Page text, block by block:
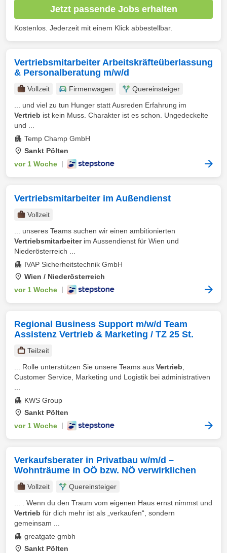
Jetzt passende Jobs erhalten
Kostenlos. Jederzeit mit einem Klick abbestellbar.
Vertriebsmitarbeiter Arbeitskräfteüberlassung
& Personalberatung m/w/d
Vollzeit Firmenwagen
Quereinsteiger
... und viel zu tun Hunger statt Ausreden Erfahrung im
Vertrieb ist kein Muss. Charakter ist es schon. Ungedeckelte
und ...
Temp Champ GmbH
Sankt Pölten
vor 1 Woche
Vertriebsmitarbeiter im Außendienst
Vollzeit
... unseres Teams suchen wir einen ambitionierten
Vertriebsmitarbeiterim Aussendienst für Wien und
Niederösterreich ...
IVAP Sicherheitstechnik GmbH
Wien / Niederösterreich
vor 1 Woche
Regional Business Support m/w/d Team
Assistenz Vertrieb & Marketing / TZ 25 St.
Teilzeit
... Rolle unterstützen Sie unsere Teams aus Vertrieb
Customer Service, Marketing und Logistik bei administrativen
KWS Group
Sankt Pölten
vor 1 Woche
Verkaufsberater in Privatbau w/m/d –
Wohnträume in OÖ bzw. NÖ verwirklichen
Vollzeit
Quereinsteiger
... . Wenn du den Traum vom eigenen Haus ernst nimmst und
Vertrieb für dich mehr ist als „verkaufen“, sondern
gemeinsam ...
greatgate gmbh
Sankt Pölten